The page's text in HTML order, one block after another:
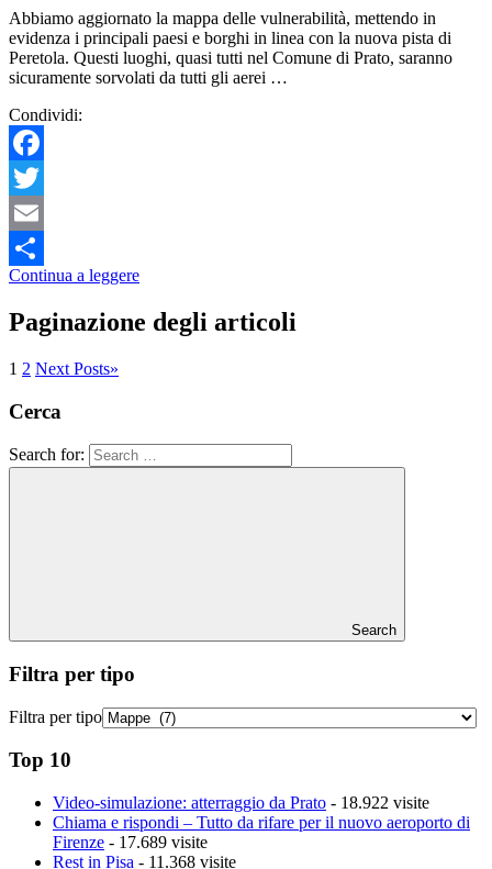
Abbiamo aggiornato la mappa delle vulnerabilità, mettendo in
evidenza i principali paesi e borghi in linea con la nuova pista di
Peretola. Questi luoghi, quasi tutti nel Comune di Prato, saranno
sicuramente sorvolati da tutti gli aerei …
Condividi:
Facebook
Twitter
Email
Condividi
Continua a leggere
Paginazione degli articoli
1 2 Next Posts»
Cerca
Search for:
Search
Filtra per tipo
Filtra per tipo
Top 10
Video-simulazione: atterraggio da Prato - 18.922 visite
Chiama e rispondi – Tutto da rifare per il nuovo aeroporto di
Firenze - 17.689 visite
Rest in Pisa - 11.368 visite